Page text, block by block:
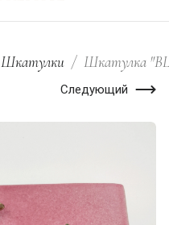
Шкатулки / Шкатулка
Следующий